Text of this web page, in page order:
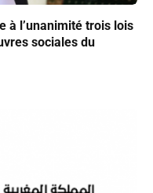
à l’unanimité trois lois
sociales du